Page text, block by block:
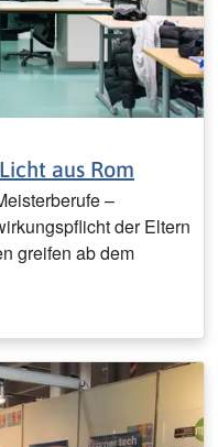
aus Rom
–
der Eltern
greifen ab dem